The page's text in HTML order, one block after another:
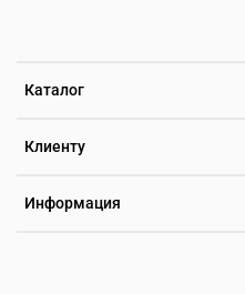
Каталог
Клиенту
Информация